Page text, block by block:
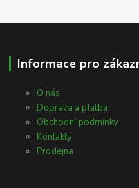
Informace pro
O nás
Doprava a platba
Obchodní podmínky
Kontakty
Prodejna